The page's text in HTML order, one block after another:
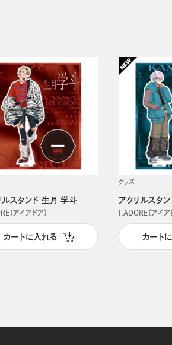
ルスタンド 生月 学斗
（アイアドア）
カートに入れる
グッズ
アクリルスタ
I.ADORE（アイア
カート